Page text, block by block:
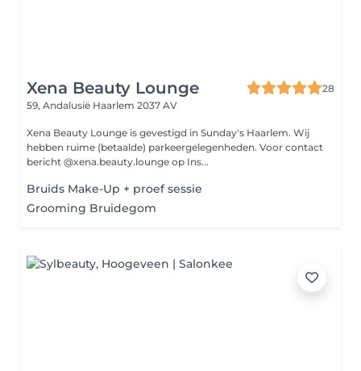
Xena Beauty Lounge
28
59, Andalusië Haarlem 2037 AV
Xena Beauty Lounge is gevestigd in Sunday's Haarlem. Wij
hebben ruime (betaalde) parkeergelegenheden. Voor contact
bericht @xena.beauty.lounge op Ins...
Bruids Make-Up + proef sessie
Grooming Bruidegom